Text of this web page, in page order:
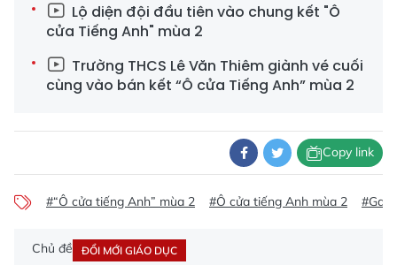
Lộ diện đội đầu tiên vào chung kết "Ô
cửa Tiếng Anh" mùa 2
Trường THCS Lê Văn Thiêm giành vé cuối
cùng vào bán kết “Ô cửa Tiếng Anh” mùa 2
Copy link
#“Ô cửa tiếng Anh” mùa 2 #Ô cửa tiếng Anh mùa 2
Chủ đề ĐỔI MỚI GIÁO DỤC